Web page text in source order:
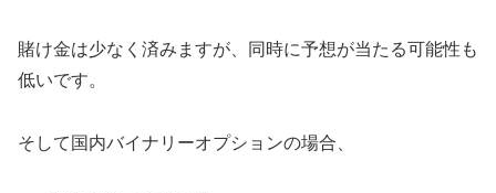
賭け金は少なく済みますが、同時に予想が当たる可能性も
低いです。
そして国内バイナリーオプションの場合、